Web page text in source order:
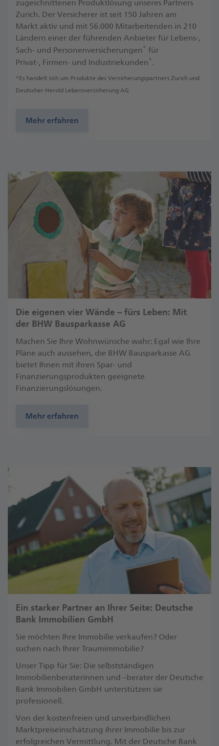
zugeschnittenen Produktlösung unseres Partners
Zurich. Der Versicherer ist seit 150 Jahren am
Markt aktiv und mit 56.000 Mitarbeitenden in 210
Ländern einer der führenden Anbieter für Lebens-,
Sach- und Personenversicherungen* für
Privat-, Firmen- und Industriekunden*.
*Es handelt sich um Produkte des Versicherungspartners Zurich und
Deutscher Herold Lebensversicherung AG
Mehr erfahren
Die eigenen vier Wände – fürs Leben: Mit
der BHW Bausparkasse AG
Machen Sie Ihre Wohnwünsche wahr: Egal wie Ihre
Pläne auch aussehen, die BHW Bausparkasse AG
bietet Ihnen mit ihren Spar- und
Finanzierungsprodukten geeignete
Finanzierungslösungen.
Mehr erfahren
Ein starker Partner an Ihrer Seite: Deutsche
Bank Immobilien GmbH
Sie möchten Ihre Immobilie verkaufen? Oder
suchen nach Ihrer Traumimmobilie?
Unser Tipp für Sie: Die selbstständigen
Immobilienberaterinnen und –berater der Deutsche
Bank Immobilien GmbH unterstützen sie
professionell.
Von der kostenfreien und unverbindlichen
Marktpreiseinschätzung ihrer Immobilie bis zur
erfolgreichen Vermittlung. Mit der Deutsche Bank